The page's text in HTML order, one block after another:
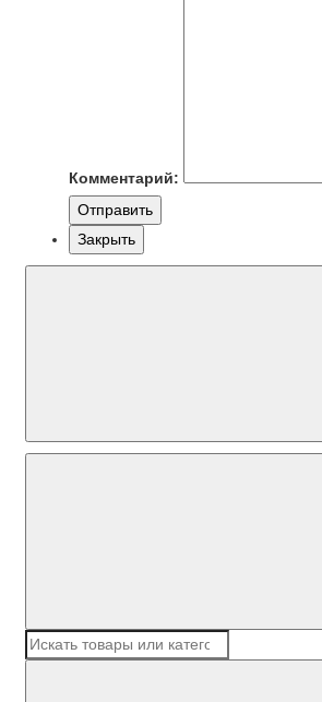
Комментарий:
Отправить
Закрыть